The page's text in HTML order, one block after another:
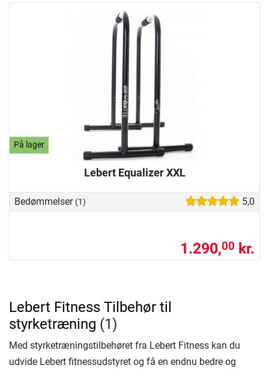
På lager
Lebert Equalizer XXL
Bedømmelser (1) 5,0
1.290,00 kr.
Lebert Fitness Tilbehør til
styrketræning (1)
Med styrketræningstilbehøret fra Lebert Fitness kan du
udvide Lebert fitnessudstyret og få en endnu bedre og